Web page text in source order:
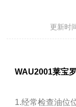
更新时
WAU2001莱宝
1.经常检查油位